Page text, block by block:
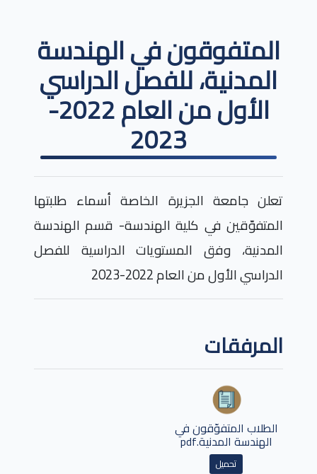
المتفوقون في الهندسة
المدنية، للفصل الدراسي
الأول من العام 2022-
2023
تعلن جامعة الجزيرة الخاصة أسماء طلبتها
المتفوّقين في كلية الهندسة- قسم الهندسة
المدنية، وفق المستويات الدراسية للفصل
الدراسي الأول من العام 2022-2023
المرفقات
الطلاب المتفوّقون في
الهندسة المدنية.pdf
تحميل